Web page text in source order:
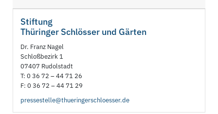
Stiftung
Thüringer Schlösser und Gärten
Dr. Franz Nagel
Schloßbezirk 1
07407 Rudolstadt
T: 0 36 72 – 44 71 26
F: 0 36 72 – 44 71 29
pressestelle@thueringerschloesser.de